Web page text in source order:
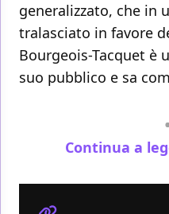
generalizzato, che in
tralasciato in favore
Bourgeois-Tacquet è
suo pubblico e sa
Continua a